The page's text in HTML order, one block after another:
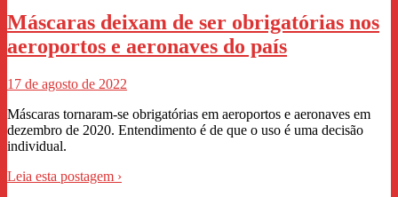
Máscaras deixam de ser obrigatórias nos
aeroportos e aeronaves do país
17 de agosto de 2022
Máscaras tornaram-se obrigatórias em aeroportos e aeronaves em
dezembro de 2020. Entendimento é de que o uso é uma decisão
individual.
Leia esta postagem ›